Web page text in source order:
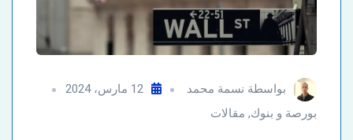
بواسطة نسمة محمد
12 مارس، 2024
بورصة و بنوك, مقالات